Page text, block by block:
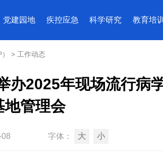
党建园地 疾控应急 科学研究 教育培训
> 工作动态
办2025年现场流行病
地管理会
字体： 大 小